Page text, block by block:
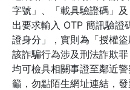
字號」、「載具驗證碼」
出要求輸入 OTP 簡訊驗證
證身分」，實則為「授權盜
該詐騙行為涉及刑法詐欺
均可檢具相關事證至鄰近
籲，勿點陌生網址連結，發